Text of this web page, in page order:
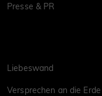
Presse & PR
Liebeswand
Versprechen an die Erde